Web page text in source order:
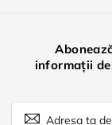
informații